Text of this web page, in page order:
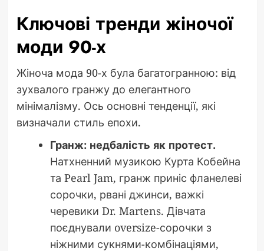
Ключові тренди жіночої
моди 90-х
Жіноча мода 90-х була багатогранною: від
зухвалого гранжу до елегантного
мінімалізму. Ось основні тенденції, які
визначали стиль епохи.
Гранж: недбалість як протест.
Натхненний музикою Курта Кобейна
та Pearl Jam, гранж приніс фланелеві
сорочки, рвані джинси, важкі
черевики Dr. Martens. Дівчата
поєднували oversize-сорочки з
ніжними сукнями-комбінаціями,